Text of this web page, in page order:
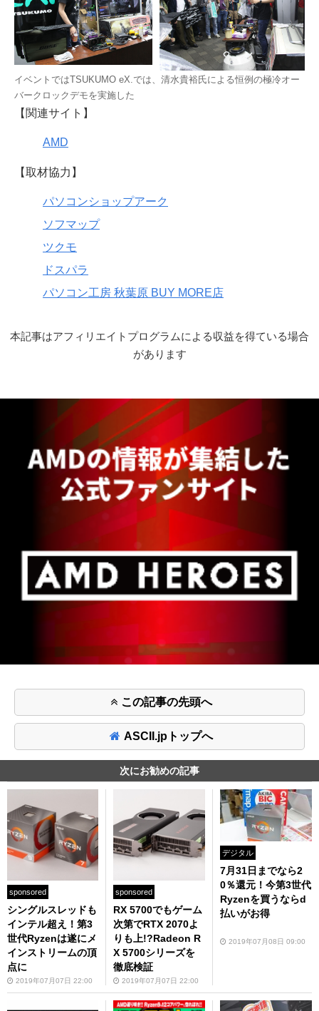
イベントではTSUKUMO eX.では、清水貴裕氏による恒例の極冷オー
バークロックデモを実施した
【関連サイト】
AMD
【取材協力】
パソコンショップアーク
ソフマップ
ツクモ
ドスパラ
パソコン工房 秋葉原 BUY MORE店
本記事はアフィリエイトプログラムによる収益を得ている場合
があります
この記事の先頭へ
ASCII.jpトップへ
次にお勧めの記事
sponsored
シングルスレッドも
インテル超え！第3
世代Ryzenは遂にメ
インストリームの頂
点に
2019年07月07日 22:00
sponsored
RX 5700でもゲーム
次第でRTX 2070よ
りも上!?Radeon R
X 5700シリーズを
徹底検証
2019年07月07日 22:00
デジタル
7月31日までなら2
0％還元！今第3世代
Ryzenを買うならd
払いがお得
2019年07月08日 09:00